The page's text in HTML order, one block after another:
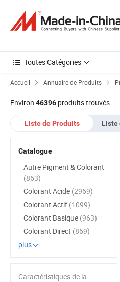
Toutes Catégories
Accueil Annuaire de Produits
Environ 46396 produits trouvés
Liste de Produits Liste
Catalogue
Autre Pigment & Colorant
(863)
Colorant Acide (2969)
Colorant Actif (1099)
Colorant Basique (963)
Colorant Direct (869)
plus
Caractéristiques de la